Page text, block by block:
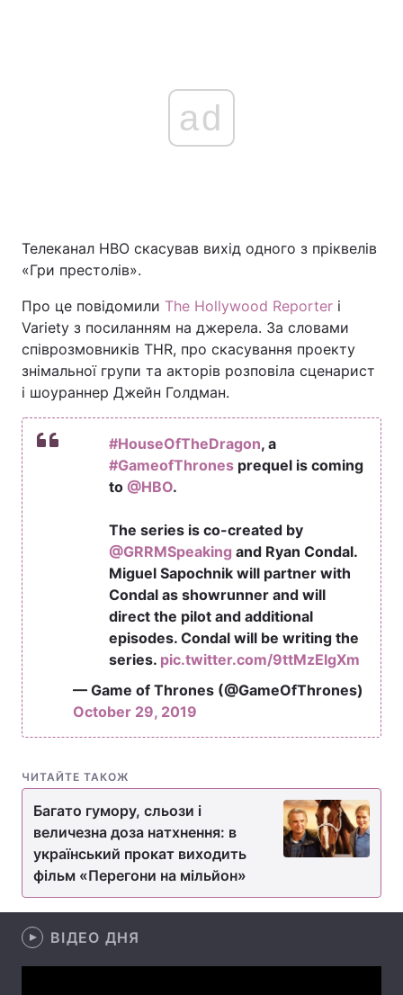
Головна
Україна Політика
Економіка Світ
Наука
Інциденти
Регіони
Інтерв'ю
Послуги
ad
Телеканал HBO скасував вихід одного з пріквелів
«Гри престолів».
Про це повідомили The Hollywood Reporter і
Variety з посиланням на джерела. За словами
співрозмовників THR, про скасування проекту
знімальної групи та акторів розповіла сценарист
і шоураннер Джейн Голдман.
#HouseOfTheDragon, a
#GameofThrones prequel is coming
to @HBO.
The series is co-created by
@GRRMSpeaking and Ryan Condal.
Miguel Sapochnik will partner with
Condal as showrunner and will
direct the pilot and additional
episodes. Condal will be writing the
series. pic.twitter.com/9ttMzElgXm
— Game of Thrones (@GameOfThrones)
October 29, 2019
ЧИТАЙТЕ ТАКОЖ
Багато гумору, сльози і
величезна доза натхнення: в
український прокат виходить
фільм «Перегони на мільйон»
ВІДЕО ДНЯ